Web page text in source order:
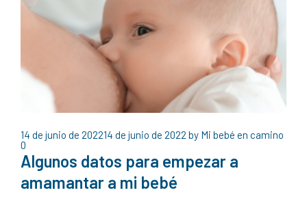
14 de junio de 202214 de junio de 2022 by Mi bebé en camino
0
Algunos datos para empezar a
amamantar a mi bebé